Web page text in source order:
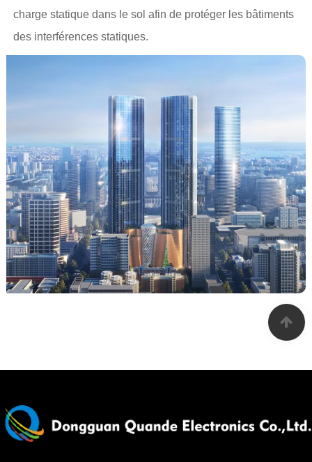
charge statique dans le sol afin de protéger les bâtiments
des interférences statiques.